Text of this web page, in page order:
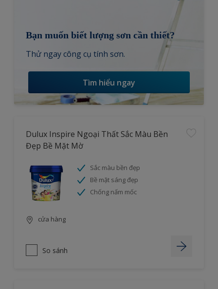
Bạn muốn biết lượng sơn cần thiết?
Thử ngay công cụ tính sơn.
Tìm hiểu ngay
Dulux Inspire Ngoại Thất Sắc Màu Bền
Đẹp Bề Mặt Mờ
Sắc màu bền đẹp
Bề mặt sáng đẹp
Chống nấm mốc
cửa hàng
So sánh